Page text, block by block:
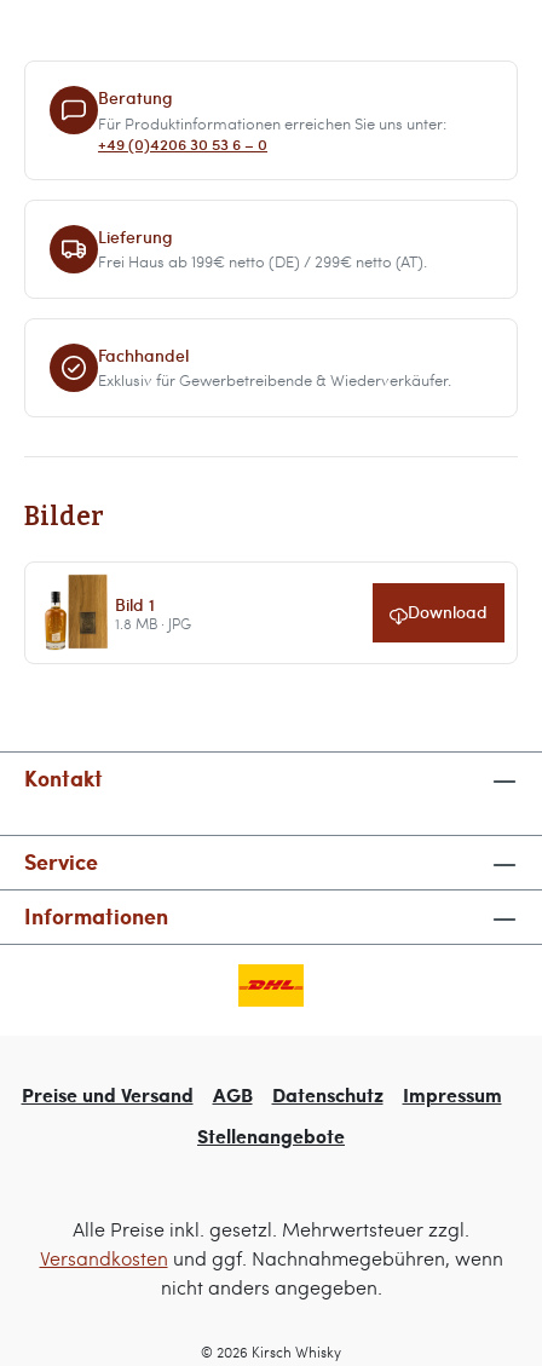
Beratung
Für Produktinformationen erreichen Sie uns unter:
+49 (0)4206 30 53 6 – 0
Lieferung
Frei Haus ab 199€ netto (DE) / 299€ netto (AT).
Fachhandel
Exklusiv für Gewerbetreibende & Wiederverkäufer.
Bilder
Bild 1
1.8 MB · JPG Download
Kontakt
Service
Informationen
Preise und Versand AGB Datenschutz
Impressum
Stellenangebote
Alle Preise inkl. gesetzl. Mehrwertsteuer zzgl.
Versandkosten und ggf. Nachnahmegebühren, wenn
nicht anders angegeben.
© 2026 Kirsch Whisky